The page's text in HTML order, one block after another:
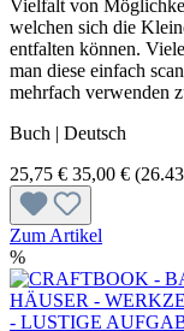
Vielfalt von
welchen sich die
entfalten können.
man diese einfach
mehrfach verwenden
Buch | Deutsch
25,75 € 35,00 €
Zum Artikel
%